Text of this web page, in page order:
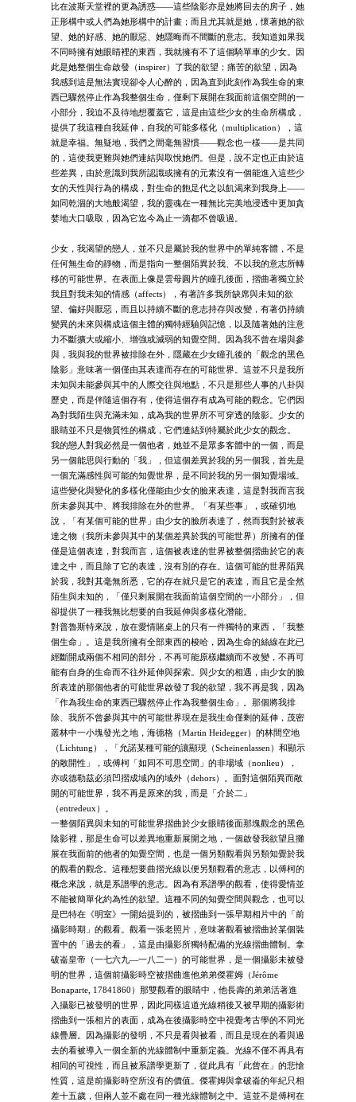
比在波斯天堂裡的更為誘惑——這些陰影亦是她將回去的房子，她
正形構中或人們為她形構中的計畫；而且尤其就是她，懷著她的欲
望、她的好感、她的厭惡、她隱晦而不間斷的意志。我知道如果我
不同時擁有她眼睛裡的東西，我就擁有不了這個騎單車的少女。因
此是她整個生命啟發（inspirer）了我的欲望；痛苦的欲望，因為
我感到這是無法實現卻令人心醉的，因為直到此刻作為我生命的東
西已驟然停止作為我整個生命，僅剩下展開在我面前這個空間的一
小部分，我迫不及待地想覆蓋它，這是由這些少女的生命所構成，
提供了我這種自我延伸，自我的可能多樣化（multiplication），這
就是幸福。無疑地，我們之間毫無習慣——觀念也一樣——是共同
的，這使我更難與她們連結與取悅她們。但是，說不定也正由於這
些差異，由於意識到我所認識或擁有的元素沒有一個能進入這些少
女的天性與行為的構成，對生命的飽足代之以飢渴來到我身上——
如同乾涸的大地般渴望，我的靈魂在一種無比完美地浸透中更加貪
婪地大口吸取，因為它迄今為止一滴都不曾吸過。
少女，我渴望的戀人，並不只是屬於我的世界中的單純客體，不是
任何無生命的靜物，而是指向一整個陌異於我、不以我的意志所轉
移的可能世界。在表面上像是雲母圓片的瞳孔後面，摺曲著獨立於
我且對我未知的情感（affects），有著許多我所缺席與未知的欲
望、偏好與厭惡，而且以持續不斷的意志持存與改變，有著仍持續
變異的未來與構成這個主體的獨特經驗與記憶，以及隨著她的注意
力不斷擴大或縮小、增強或減弱的知覺空間。因為我不曾在場與參
與，我與我的世界被排除在外，隱藏在少女瞳孔後的「觀念的黑色
陰影」意味著一個僅由其表達而存在的可能世界。這並不只是我所
未知與未能參與其中的人際交往與地點，不只是那些人事的八卦與
歷史，而是伴隨這個存有，使得這個存有成為可能的觀念。它們因
為對我陌生與充滿未知，成為我的世界所不可穿透的陰影。少女的
眼睛並不只是物質性的構成，它們連結到特屬於此少女的觀念。
我的戀人對我必然是一個他者，她並不是眾多客體中的一個，而是
另一個能思與行動的「我」，但這個差異於我的另一個我，首先是
一個充滿感性與可能的知覺世界，是不同於我的另一個知覺場域。
這些變化與變化的多樣化僅能由少女的臉來表達，這是對我而言我
所未參與其中、將我排除在外的世界。「有某些事」，或確切地
說，「有某個可能的世界」由少女的臉所表達了，然而我對於被表
達之物（我所未參與其中的某個差異於我的可能世界）所擁有的僅
僅是這個表達，對我而言，這個被表達的世界被整個摺曲於它的表
達之中，而且除了它的表達，沒有別的存在。這個可能的世界陌異
於我，我對其毫無所悉，它的存在就只是它的表達，而且它是全然
陌生與未知的，「僅只剩展開在我面前這個空間的一小部分」，但
卻提供了一種我無比想要的自我延伸與多樣化潛能。
對普魯斯特來說，放在愛情賭桌上的只有一件獨特的東西，「我整
個生命」。這是我所擁有全部東西的梭哈，因為生命的絲線在此已
經斷開成兩個不相同的部分，不再可能原樣繼續而不改變，不再可
能有自身的生命而不往外延伸與探索。與少女的相遇，由少女的臉
所表達的那個他者的可能世界啟發了我的欲望，我不再是我，因為
「作為我生命的東西已驟然停止作為我整個生命」。那個將我排
除、我所不曾參與其中的可能世界現在是我生命僅剩的延伸，茂密
叢林中一小塊發光之地，海德格（Martin Heidegger）的林間空地
（Lichtung），「允諾某種可能的讓顯現（Scheinenlassen）和顯示
的敞開性」，或傅柯「如同不可思空間」的非場域（nonlieu），
亦或德勒茲必須凹摺成域內的域外（dehors）。面對這個陌異而敞
開的可能世界，我不再是原來的我，而是「介於二」
（entredeux）。
一整個陌異與未知的可能世界摺曲於少女眼睛後面那塊觀念的黑色
陰影裡，那是生命可以差異地重新展開之地，一個啟發我欲望且攤
展在我面前的他者的知覺空間，也是一個另類觀看與另類知覺於我
的觀看的觀念。這種想要曲摺光線以便另類觀看的意志，以傅柯的
概念來說，就是系譜學的意志。因為有系譜學的觀看，使得愛情並
不能被簡單化約為性的欲望。這種不同的知覺空間與觀念，也可以
是巴特在《明室》一開始提到的，被摺曲到一張早期相片中的「前
攝影時期」的觀看。觀看一張老照片，意味著觀看被摺曲於某個裝
置中的「過去的看」，這是由攝影所獨特配備的光線摺曲體制。拿
破崙皇帝（一七六九—一八二一）的可能世界，是一個攝影未被發
明的世界，這個前攝影時空被摺曲進他弟弟傑霍姆（Jérôme
Bonaparte, 17841860）那雙觀看的眼睛中，他長壽的弟弟活著進
入攝影已被發明的世界，因此同樣這道光線稍後又被早期的攝影術
摺曲到一張相片的表面，成為在後攝影時空中視覺考古學的不同光
線疊層。因為攝影的發明，不只是看與被看，而且是現在的看與過
去的看被導入一個全新的光線體制中重新定義。光線不僅不再具有
相同的可視性，而且被系譜學更新了，從此具有「此曾在」的悲愴
性質，這是前攝影時空所沒有的價值。傑霍姆與拿破崙的年紀只相
差十五歲，但兩人並不處在同一種光線體制之中。這並不是傅柯在